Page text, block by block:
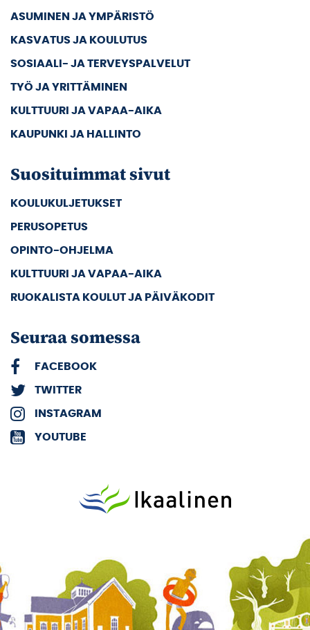
ASUMINEN JA YMPÄRISTÖ
KASVATUS JA KOULUTUS
SOSIAALI- JA TERVEYSPALVELUT
TYÖ JA YRITTÄMINEN
KULTTUURI JA VAPAA-AIKA
KAUPUNKI JA HALLINTO
Suosituimmat sivut
KOULUKULJETUKSET
PERUSOPETUS
OPINTO-OHJELMA
KULTTUURI JA VAPAA-AIKA
RUOKALISTA KOULUT JA PÄIVÄKODIT
Seuraa somessa
FACEBOOK
TWITTER
INSTAGRAM
YOUTUBE